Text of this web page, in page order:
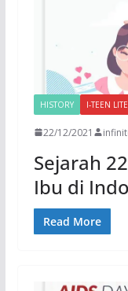
HISTORY I-TEEN
22/12/2021
Sejarah
Ibu di
Read More